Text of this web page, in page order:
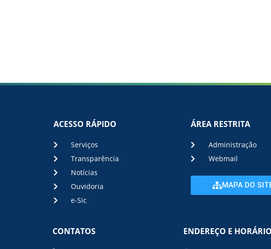
ACESSO RÁPIDO
Serviços
Transparência
Notícias
Ouvidoria
e-Sic
ÁREA RESTRITA
Administração
Webmail
MAPA DO
CONTATOS ENDEREÇO E